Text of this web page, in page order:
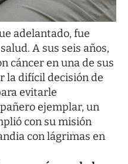
adelantado, fue
A sus seis años,
cáncer en una de sus
la difícil decisión de
evitarle
ejemplar, un
con su misión
con lágrimas en